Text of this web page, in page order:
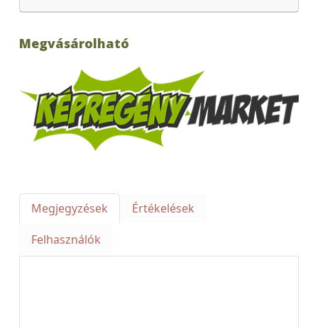
Megvásárolható
Megjegyzések
Értékelések
Felhasználók